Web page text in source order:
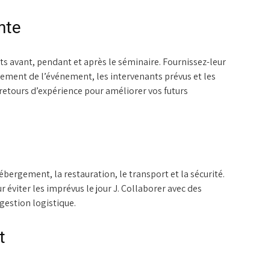
avant, pendant et après le séminaire. Fournissez-leur
de l’événement, les intervenants prévus et les
d’expérience pour améliorer vos futurs
la restauration, le transport et la sécurité.
les imprévus le jour J. Collaborer avec des
logistique.